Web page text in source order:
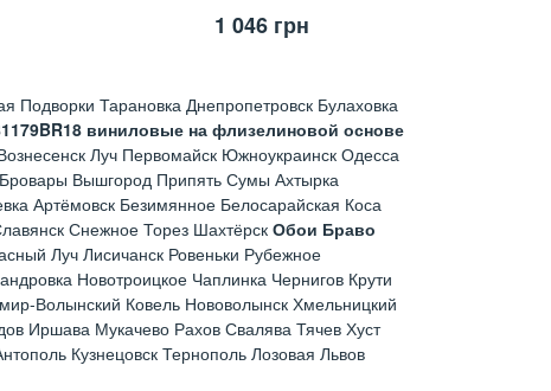
1 046грн
Тарановка Днепропетровск Булаховка
виниловые на флизелиновой основе
Луч Первомайск Южноукраинск Одесса
Вышгород Припять Сумы Ахтырка
Артёмовск Безимянное Белосарайская Коса
Снежное Торез Шахтёрск Обои Браво
Луч Лисичанск Ровеньки Рубежное
Новотроицкое Чаплинка Чернигов Крути
Волынский Ковель Нововолынск Хмельницкий
Иршава Мукачево Рахов Свалява Тячев Хуст
Кузнецовск Тернополь Лозовая Львов